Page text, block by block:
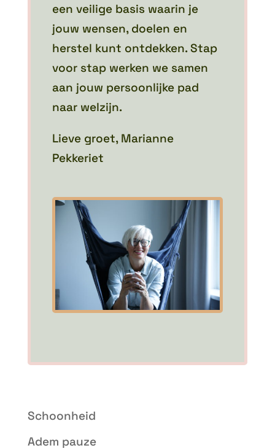
een veilige basis waarin je
jouw wensen, doelen en
herstel kunt ontdekken. Stap
voor stap werken we samen
aan jouw persoonlijke pad
naar welzijn.
Lieve groet, Marianne
Pekkeriet
Schoonheid
Adem pauze